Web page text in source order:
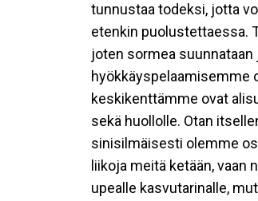
tunnustaa todeksi, jotta
etenkin puolustettaessa.
joten sormea suunnataan
hyökkäyspelaamisemme
keskikenttämme ovat
sekä huollolle. Otan
sinisilmäisesti olemme
liikoja meitä ketään, vaan
upealle kasvutarinalle,